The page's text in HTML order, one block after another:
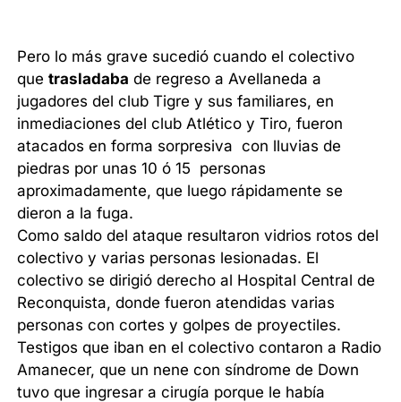
Pero lo más grave sucedió cuando el colectivo
quetrasladaba de regreso a Avellaneda a
jugadores del club Tigre y sus familiares, en
inmediaciones del club Atlético y Tiro, fueron
atacados en forma sorpresiva con lluvias de
piedras por unas 10 ó 15 personas
aproximadamente, que luego rápidamente se
dieron a la fuga.
Como saldo del ataque resultaron vidrios rotos del
colectivo y varias personas lesionadas. El
colectivo se dirigió derecho al Hospital Central de
Reconquista, donde fueron atendidas varias
personas con cortes y golpes de proyectiles.
Testigos que iban en el colectivo contaron a Radio
Amanecer, que un nene con síndrome de Down
tuvo que ingresar a cirugía porque le había